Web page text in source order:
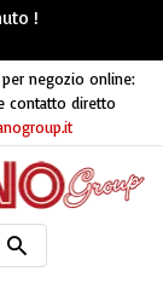
!
negozio online:
contatto diretto